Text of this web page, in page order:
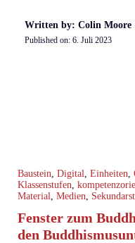
Written by: Colin Moore
Published on: 6. Juli 2023
Baustein Digital Einheiten
Klassenstufen
Material Medien
Fenster zum
den